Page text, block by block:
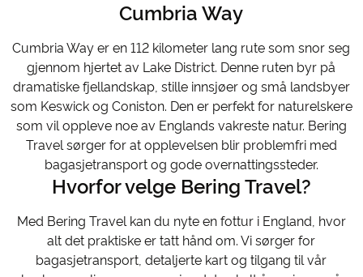
Cumbria Way
Cumbria Way er en 112 kilometer lang rute som snor seg
gjennom hjertet av Lake District. Denne ruten byr på
dramatiske fjellandskap, stille innsjøer og små landsbyer
som Keswick og Coniston. Den er perfekt for naturelskere
som vil oppleve noe av Englands vakreste natur. Bering
Travel sørger for at opplevelsen blir problemfri med
bagasjetransport og gode overnattingssteder.
Hvorfor velge Bering Travel?
Med Bering Travel kan du nyte en fottur i England, hvor
alt det praktiske er tatt hånd om. Vi sørger for
bagasjetransport, detaljerte kart og tilgang til vår